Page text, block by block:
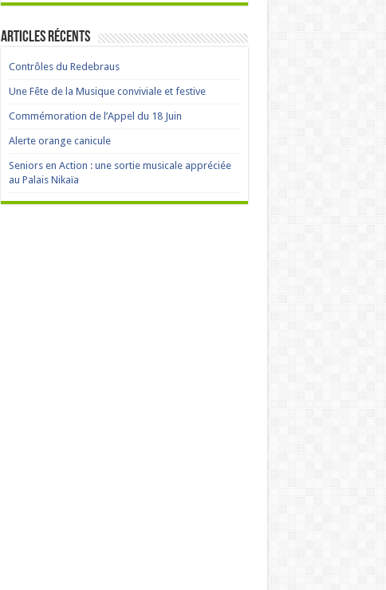
Articles récents
Contrôles du Redebraus
Une Fête de la Musique conviviale et festive
Commémoration de l’Appel du 18 Juin
Alerte orange canicule
Seniors en Action : une sortie musicale appréciée
au Palais Nikaïa